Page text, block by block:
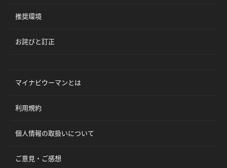
推奨環境
お詫びと訂正
マイナビウーマンとは
利用規約
個人情報の取扱いについて
ご意見・ご感想